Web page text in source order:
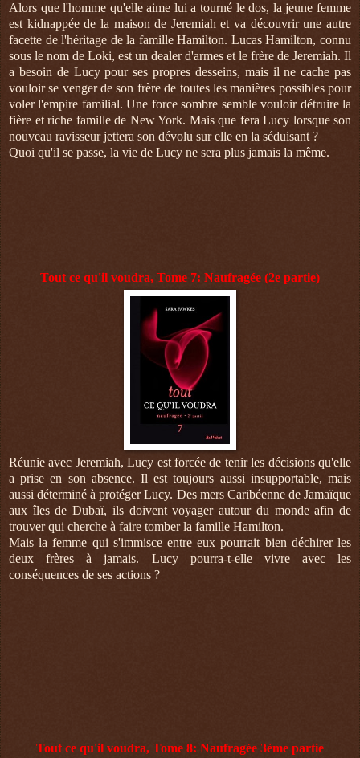
Alors que l'homme qu'elle aime lui a tourné le dos, la jeune femme
est kidnappée de la maison de Jeremiah et va découvrir une autre
facette de l'héritage de la famille Hamilton. Lucas Hamilton, connu
sous le nom de Loki, est un dealer d'armes et le frère de Jeremiah. Il
a besoin de Lucy pour ses propres desseins, mais il ne cache pas
vouloir se venger de son frère de toutes les manières possibles pour
voler l'empire familial. Une force sombre semble vouloir détruire la
fière et riche famille de New York. Mais que fera Lucy lorsque son
nouveau ravisseur jettera son dévolu sur elle en la séduisant ?
Quoi qu'il se passe, la vie de Lucy ne sera plus jamais la même.
Tout ce qu'il voudra, Tome 7: Naufragée (2e partie)
Réunie avec Jeremiah, Lucy est forcée de tenir les décisions qu'elle
a prise en son absence. Il est toujours aussi insupportable, mais
aussi déterminé à protéger Lucy. Des mers Caribéenne de Jamaïque
aux îles de Dubaï, ils doivent voyager autour du monde afin de
trouver qui cherche à faire tomber la famille Hamilton.
Mais la femme qui s'immisce entre eux pourrait bien déchirer les
deux frères à jamais. Lucy pourra-t-elle vivre avec les
conséquences de ses actions ?
Tout ce qu'il voudra, Tome 8: Naufragée 3ème partie